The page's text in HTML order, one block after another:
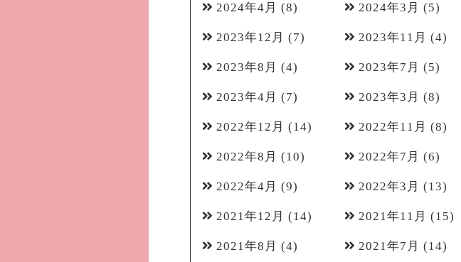
2024年4月 (8) 2024年3月 (5)
2023年12月 (7) 2023年11月 (4)
2023年8月 (4) 2023年7月 (5)
2023年4月 (7) 2023年3月 (8)
2022年12月 (14) 2022年11月 (8)
2022年8月 (10) 2022年7月 (6)
2022年4月 (9) 2022年3月 (13)
2021年12月 (14) 2021年11月 (15)
2021年8月 (4) 2021年7月 (14)